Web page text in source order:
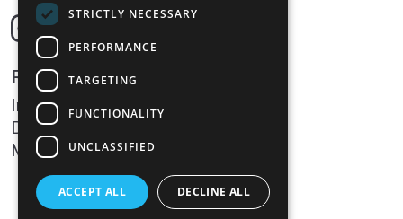
Deutsch
English
Français
Italiano
Rechtliches
Impressum
Datenschutz
Medien
STRICTLY NECESSARY
PERFORMANCE
TARGETING
FUNCTIONALITY
UNCLASSIFIED
ACCEPT ALL DECLINE ALL